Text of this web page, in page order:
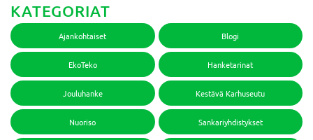
KATEGORIAT
Ajankohtaiset Blogi
EkoTeko Hanketarinat
Jouluhanke Kestävä Karhuseutu
Nuoriso Sankariyhdistykset